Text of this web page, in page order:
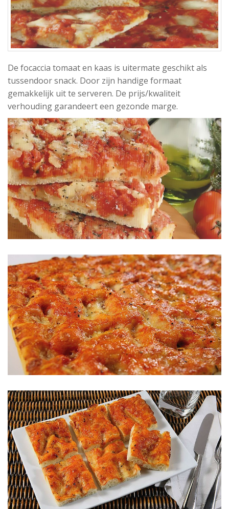
De focaccia tomaat en kaas is uitermate geschikt als
tussendoor snack. Door zijn handige formaat
gemakkelijk uit te serveren. De prijs/kwaliteit
verhouding garandeert een gezonde marge.